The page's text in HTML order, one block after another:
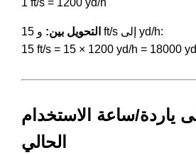
التحويل بين:
و 15 ft/s إلى yd/h:
15 ft/s = 15 × 1200 yd/h = 18000
ياردة/ساعة الاستخدام
الحالي